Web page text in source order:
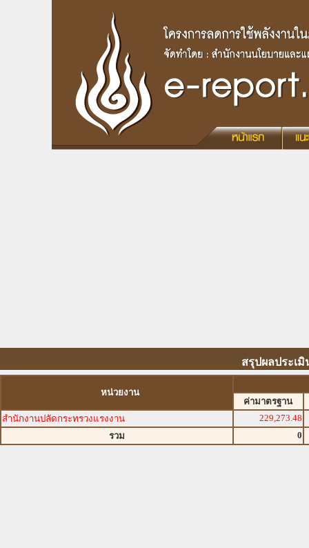
สรุปผลประเ
หน่วยงาน
ค่ามาตรฐาน
สำนักงานปลัดกระทรวงแรงงาน
229,273.48
รวม
0